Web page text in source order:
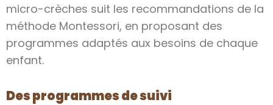
micro-crèches suit les recommandations de la
méthode Montessori, en proposant des
programmes adaptés aux besoins de chaque
enfant.
Des programmes de suivi